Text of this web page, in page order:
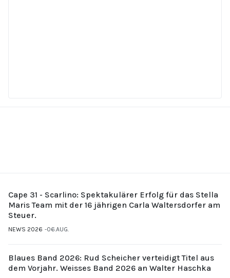
Cape 31 - Scarlino: Spektakulärer Erfolg für das Stella
Maris Team mit der 16 jährigen Carla Waltersdorfer am
Steuer.
NEWS 2026 06.AUG.
Blaues Band 2026: Rud Scheicher verteidigt Titel aus
dem Vorjahr. Weisses Band 2026 an Walter Haschka